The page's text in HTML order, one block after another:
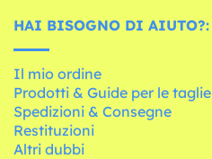
HAI BISOGNO DI AIUTO?:
Il mio ordine
Prodotti & Guide per le taglie
Spedizioni & Consegne
Restituzioni
Altri dubbi